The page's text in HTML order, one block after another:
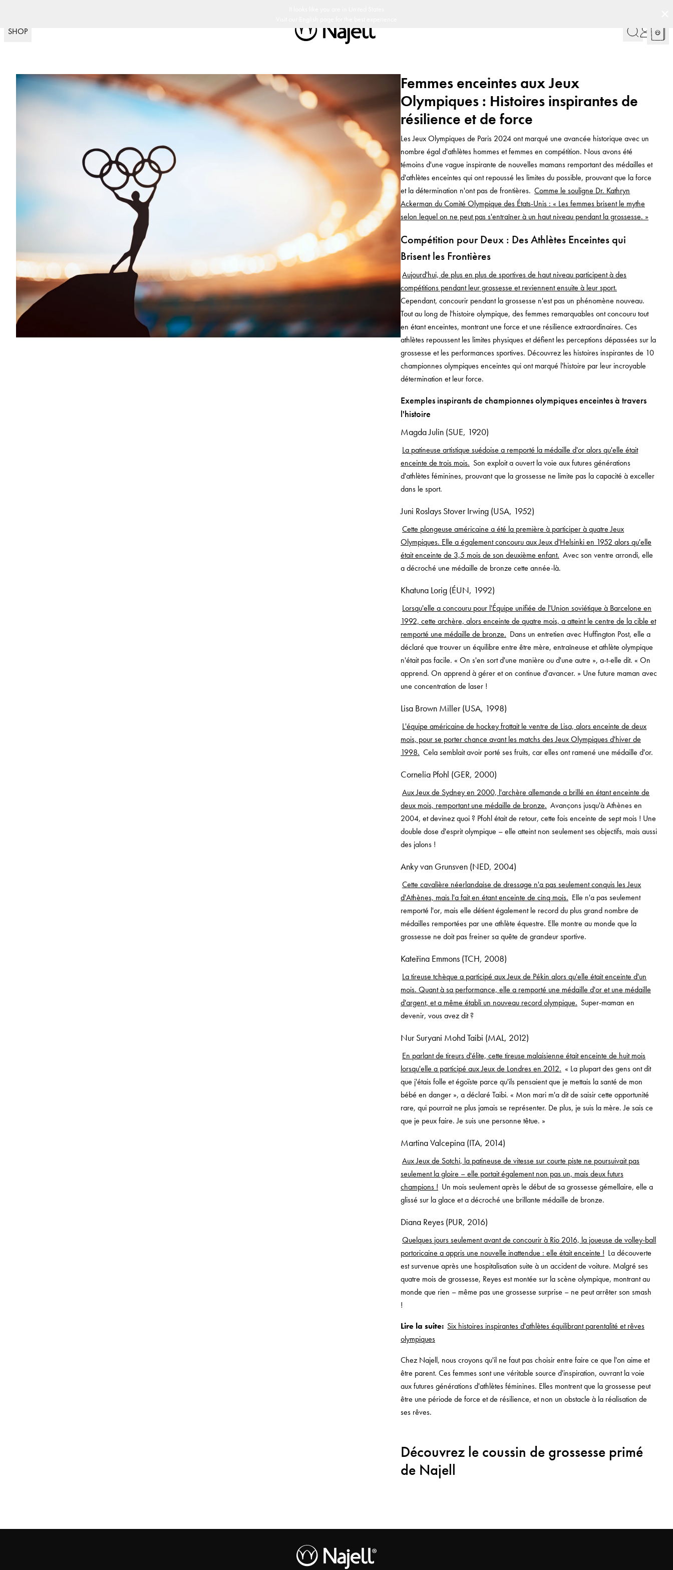
SHOP
Femmes enceintes aux Jeux
Olympiques : Histoires inspirantes de
résilience et de force
Les Jeux Olympiques de Paris 2024 ont marqué une avancée historique avec un
nombre égal d'athlètes hommes et femmes en compétition. Nous avons été
témoins d'une vague inspirante de nouvelles mamans remportant des médailles et
d'athlètes enceintes qui ont repoussé les limites du possible, prouvant que la force
et la détermination n'ont pas de frontières. Comme le souligne Dr. Kathryn
Ackerman du Comité Olympique des États-Unis : « Les femmes brisent le mythe
selon lequel on ne peut pas s'entraîner à un haut niveau pendant la grossesse. »
Compétition pour Deux : Des Athlètes Enceintes qui
Brisent les Frontières
Aujourd'hui, de plus en plus de sportives de haut niveau participent à des
compétitions pendant leur grossesse et reviennent ensuite à leur sport.
Cependant, concourir pendant la grossesse n'est pas un phénomène nouveau.
Tout au long de l'histoire olympique, des femmes remarquables ont concouru tout
en étant enceintes, montrant une force et une résilience extraordinaires. Ces
athlètes repoussent les limites physiques et défient les perceptions dépassées sur la
grossesse et les performances sportives. Découvrez les histoires inspirantes de 10
championnes olympiques enceintes qui ont marqué l'histoire par leur incroyable
détermination et leur force.
Exemples inspirants de championnes olympiques enceintes à travers
l'histoire
Magda Julin (SUE, 1920)
La patineuse artistique suédoise a remporté la médaille d'or alors qu'elle était
enceinte de trois mois. Son exploit a ouvert la voie aux futures générations
d'athlètes féminines, prouvant que la grossesse ne limite pas la capacité à exceller
dans le sport.
Juni Roslays Stover Irwing (USA, 1952)
Cette plongeuse américaine a été la première à participer à quatre Jeux
Olympiques. Elle a également concouru aux Jeux d'Helsinki en 1952 alors qu'elle
était enceinte de 3,5 mois de son deuxième enfant. Avec son ventre arrondi, elle
a décroché une médaille de bronze cette année-là.
Khatuna Lorig (ÉUN, 1992)
Lorsqu'elle a concouru pour l'Équipe unifiée de l'Union soviétique à Barcelone en
1992, cette archère, alors enceinte de quatre mois, a atteint le centre de la cible et
remporté une médaille de bronze. Dans un entretien avec Huffington Post, elle a
déclaré que trouver un équilibre entre être mère, entraîneuse et athlète olympique
n'était pas facile. « On s'en sort d'une manière ou d'une autre », a-t-elle dit. « On
apprend. On apprend à gérer et on continue d'avancer. » Une future maman avec
une concentration de laser !
Lisa Brown Miller (USA, 1998)
L'équipe américaine de hockey frottait le ventre de Lisa, alors enceinte de deux
mois, pour se porter chance avant les matchs des Jeux Olympiques d'hiver de
1998. Cela semblait avoir porté ses fruits, car elles ont ramené une médaille d'or.
Cornelia Pfohl (GER, 2000)
Aux Jeux de Sydney en 2000, l'archère allemande a brillé en étant enceinte de
deux mois, remportant une médaille de bronze. Avançons jusqu'à Athènes en
2004, et devinez quoi ? Pfohl était de retour, cette fois enceinte de sept mois ! Une
double dose d'esprit olympique – elle atteint non seulement ses objectifs, mais aussi
des jalons !
Anky van Grunsven (NED, 2004)
Cette cavalière néerlandaise de dressage n'a pas seulement conquis les Jeux
d'Athènes, mais l'a fait en étant enceinte de cinq mois. Elle n'a pas seulement
remporté l'or, mais elle détient également le record du plus grand nombre de
médailles remportées par une athlète équestre. Elle montre au monde que la
grossesse ne doit pas freiner sa quête de grandeur sportive.
Kateřina Emmons (TCH, 2008)
La tireuse tchèque a participé aux Jeux de Pékin alors qu'elle était enceinte d'un
mois. Quant à sa performance, elle a remporté une médaille d'or et une médaille
d'argent, et a même établi un nouveau record olympique. Super-maman en
devenir, vous avez dit ?
Nur Suryani Mohd Taibi (MAL, 2012)
En parlant de tireurs d'élite, cette tireuse malaisienne était enceinte de huit mois
lorsqu'elle a participé aux Jeux de Londres en 2012. « La plupart des gens ont dit
que j'étais folle et égoïste parce qu'ils pensaient que je mettais la santé de mon
bébé en danger », a déclaré Taibi. « Mon mari m'a dit de saisir cette opportunité
rare, qui pourrait ne plus jamais se représenter. De plus, je suis la mère. Je sais ce
que je peux faire. Je suis une personne têtue. »
Martina Valcepina (ITA, 2014)
Aux Jeux de Sotchi, la patineuse de vitesse sur courte piste ne poursuivait pas
seulement la gloire – elle portait également non pas un, mais deux futurs
champions ! Un mois seulement après le début de sa grossesse gémellaire, elle a
glissé sur la glace et a décroché une brillante médaille de bronze.
Diana Reyes (PUR, 2016)
Quelques jours seulement avant de concourir à Rio 2016, la joueuse de volley-ball
portoricaine a appris une nouvelle inattendue : elle était enceinte ! La découverte
est survenue après une hospitalisation suite à un accident de voiture. Malgré ses
quatre mois de grossesse, Reyes est montée sur la scène olympique, montrant au
monde que rien – même pas une grossesse surprise – ne peut arrêter son smash
!
Lire la suite: Six histoires inspirantes d'athlètes équilibrant parentalité et rêves
olympiques
Chez Najell, nous croyons qu'il ne faut pas choisir entre faire ce que l'on aime et
être parent. Ces femmes sont une véritable source d'inspiration, ouvrant la voie
aux futures générations d'athlètes féminines. Elles montrent que la grossesse peut
être une période de force et de résilience, et non un obstacle à la réalisation de
ses rêves.
Découvrez le coussin de grossesse primé
de Najell